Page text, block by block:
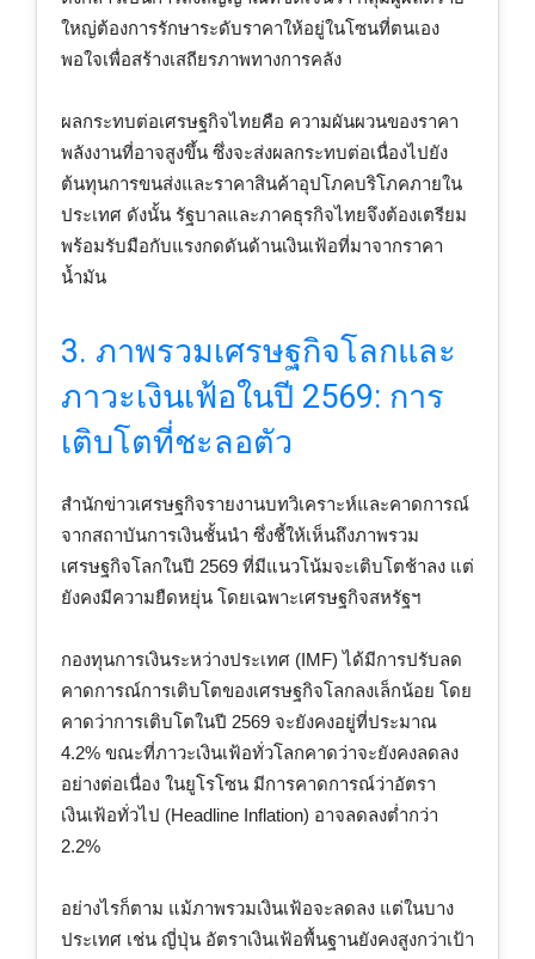
ใหญ่ต้องการรักษาระดับราคาให้อยู่ในโซนที่ตนเอง
พอใจเพื่อสร้างเสถียรภาพทางการคลัง
ผลกระทบต่อเศรษฐกิจไทยคือ ความผันผวนของราคา
พลังงานที่อาจสูงขึ้น ซึ่งจะส่งผลกระทบต่อเนื่องไปยัง
ต้นทุนการขนส่งและราคาสินค้าอุปโภคบริโภคภายใน
ประเทศ ดังนั้น รัฐบาลและภาคธุรกิจไทยจึงต้องเตรียม
พร้อมรับมือกับแรงกดดันด้านเงินเฟ้อที่มาจากราคา
น้ำมัน
3. ภาพรวมเศรษฐกิจโลกและ
ภาวะเงินเฟ้อในปี 2569: การ
เติบโตที่ชะลอตัว
สำนักข่าวเศรษฐกิจรายงานบทวิเคราะห์และคาดการณ์
จากสถาบันการเงินชั้นนำ ซึ่งชี้ให้เห็นถึงภาพรวม
เศรษฐกิจโลกในปี 2569 ที่มีแนวโน้มจะเติบโตช้าลง แต่
ยังคงมีความยืดหยุ่น โดยเฉพาะเศรษฐกิจสหรัฐฯ
กองทุนการเงินระหว่างประเทศ (IMF) ได้มีการปรับลด
คาดการณ์การเติบโตของเศรษฐกิจโลกลงเล็กน้อย โดย
คาดว่าการเติบโตในปี 2569 จะยังคงอยู่ที่ประมาณ
4.2% ขณะที่ภาวะเงินเฟ้อทั่วโลกคาดว่าจะยังคงลดลง
อย่างต่อเนื่อง ในยูโรโซน มีการคาดการณ์ว่าอัตรา
เงินเฟ้อทั่วไป (Headline Inflation) อาจลดลงต่ำกว่า
2.2%
อย่างไรก็ตาม แม้ภาพรวมเงินเฟ้อจะลดลง แต่ในบาง
ประเทศ เช่น ญี่ปุ่น อัตราเงินเฟ้อพื้นฐานยังคงสูงกว่าเป้า